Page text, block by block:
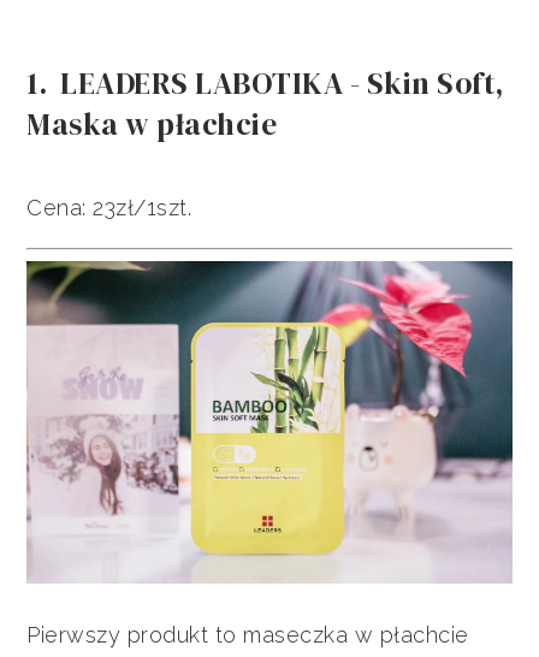
1. LEADERS LABOTIKA - Skin Soft,
Maska w płachcie
Cena: 23zł/1szt.
Pierwszy produkt to maseczka w płachcie